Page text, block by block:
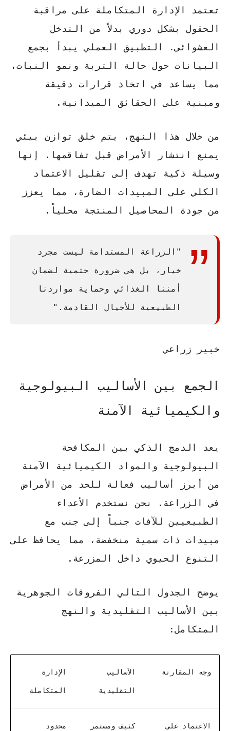
تعتمد الإدارة المتكاملة على مراقبة
الحقول بشكل دوري بدلاً من التدخل
العشوائي.
التطبيق العملييبدأ بجمع
البيانات حول حالة التربة ونمو النبات،
مما يساعد في اتخاذ قرارات دقيقة
ومبنية على الحقائق الميدانية.
من خلال هذا النهج، يتم خلق توازن بيئي
يمنع انتشار الأمراض قبل تفاقمها. إنها
وسيلة ذكية تهدف إلى تقليل الاعتماد
الكلي على المبيدات الضارة، مما يعزز
من جودة المحاصيل المنتجة محلياً.
"الزراعة المستدامة ليست مجرد
خيار، بل هي ضرورة حتمية لضمان
أمننا الغذائي وحماية مواردنا
الطبيعية للأجيال القادمة."
خبير زراعي
الجمع بين الأساليب البيولوجية
والكيميائية الآمنة
يعد الدمج الذكي بين المكافحة
البيولوجية والمواد الكيميائية الآمنة
من أبرز
أساليب فعالة للحد من الأمراض
في الزراعة . نحن نستخدم الأعداء
الطبيعيين للآفات جنباً إلى جنب مع
مبيدات ذات سمية منخفضة، مما يحافظ على
التنوع الحيوي داخل المزرعة.
يوضح الجدول التالي الفروقات الجوهرية
بين الأساليب التقليدية والنهج
المتكامل:
وجه المقارنة الأساليب
التقليدية
الإدارة
المتكاملة
الاعتماد على كثيف ومستمر محدود